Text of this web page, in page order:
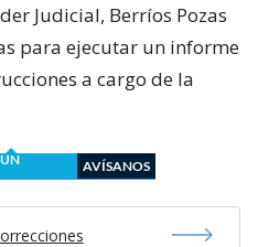
Judicial, Berríos Pozas
para ejecutar un informe
a cargo de la
AVÍSANOS